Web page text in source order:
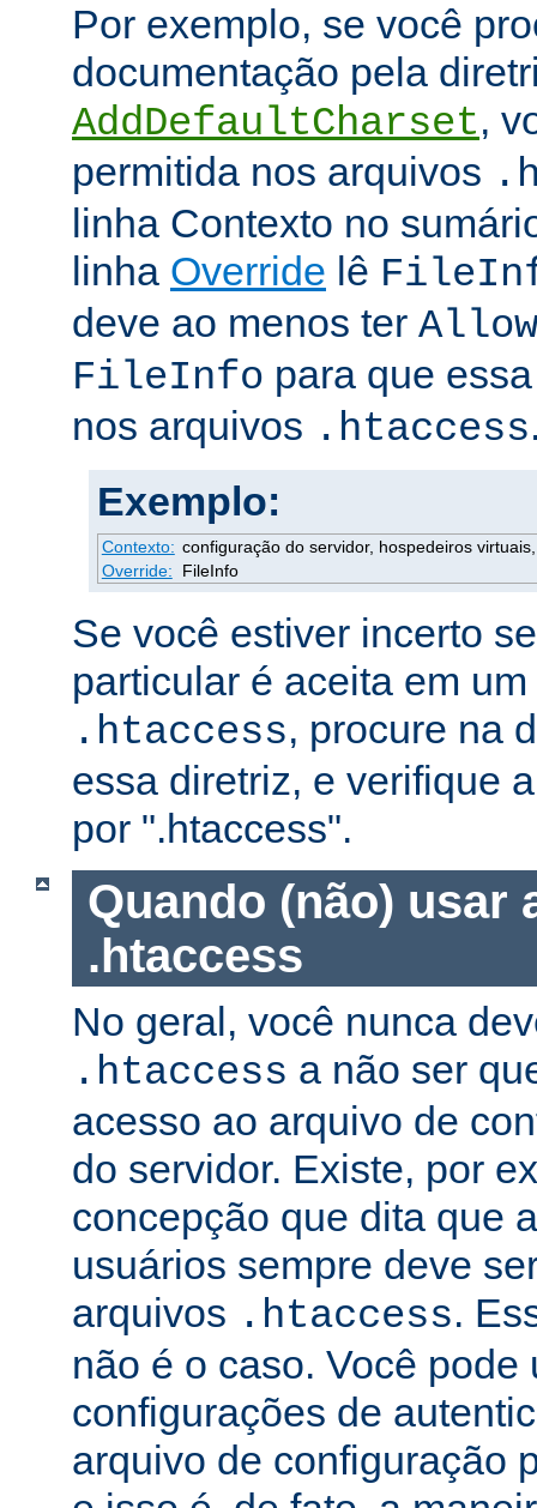
Por exemplo, se você
documentação pela
AddDefaultCharset,
permitida nos arquivos
linha Contexto no
linha Override lê
deve ao menos ter
FileInfo para que
nos arquivos .htaccess
Exemplo:
Contexto: configuração do servidor, hospedeiros
Override:
FileInfo
Se você estiver incerto
particular é aceita em
.htaccess, procure na
essa diretriz, e verifique
por ".htaccess".
Quando (não) usar
.htaccess
No geral, você nunca
.htaccess a não ser
acesso ao arquivo de
do servidor. Existe, por
concepção que dita que
usuários sempre deve
arquivos .htaccess.
não é o caso. Você pode
configurações de
arquivo de configuração